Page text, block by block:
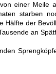
einer Meile
starben
Hälfte der
an